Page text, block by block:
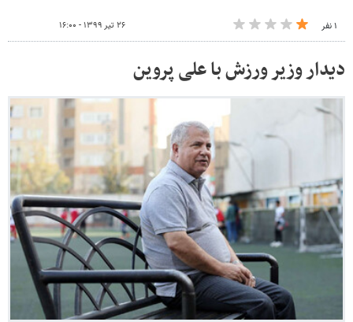
۱ نفر ۲۶ تیر ۱۳۹۹ - ۱۶:۰۰
دیدار وزیر ورزش با علی پروین